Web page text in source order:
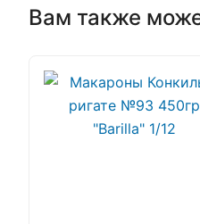
Вам также